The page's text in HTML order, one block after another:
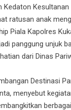
Kedaton Kesultanan
ratusan anak
Piala Kapolres
panggung unjuk
dari Dinas
Destinasi
menyebut